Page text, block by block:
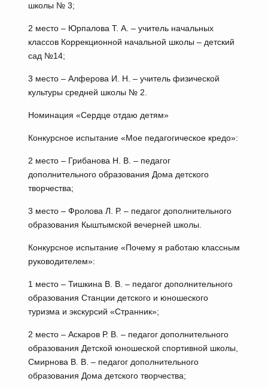
школы № 3;
2 место – Юрпалова Т. А. – учитель начальных
классов Коррекционной начальной школы – детский
сад №14;
3 место – Алферова И. Н. – учитель физической
культуры средней школы № 2.
Номинация «Сердце отдаю детям»
Конкурсное испытание «Мое педагогическое кредо»:
2 место – Грибанова Н. В. – педагог
дополнительного образования Дома детского
творчества;
3 место – Фролова Л. Р. – педагог дополнительного
образования Кыштымской вечерней школы.
Конкурсное испытание «Почему я работаю классным
руководителем»:
1 место – Тишкина В. В. – педагог дополнительного
образования Станции детского и юношеского
туризма и экскурсий «Странник»;
2 место – Аскаров Р. В. – педагог дополнительного
образования Детской юношеской спортивной школы,
Смирнова В. В. – педагог дополнительного
образования Дома детского творчества;